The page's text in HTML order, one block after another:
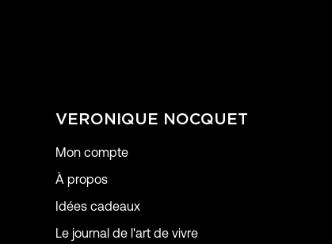
VERONIQUE NOCQUET
Mon compte
À propos
Idées cadeaux
Le journal de l'art de vivre